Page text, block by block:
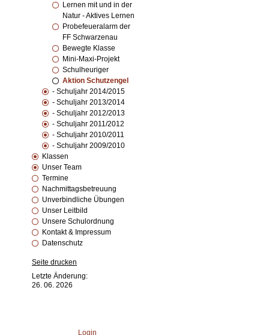
Lernen mit und in der
Natur - Aktives Lernen
Probefeueralarm der
FF Schwarzenau
Bewegte Klasse
Mini-Maxi-Projekt
Schulheuriger
Aktion Schutzengel
- Schuljahr 2014/2015
- Schuljahr 2013/2014
- Schuljahr 2012/2013
- Schuljahr 2011/2012
- Schuljahr 2010/2011
- Schuljahr 2009/2010
Klassen
Unser Team
Termine
Nachmittagsbetreuung
Unverbindliche Übungen
Unser Leitbild
Unsere Schulordnung
Kontakt & Impressum
Datenschutz
Seite drucken
Letzte Änderung:
26. 06. 2026
Login